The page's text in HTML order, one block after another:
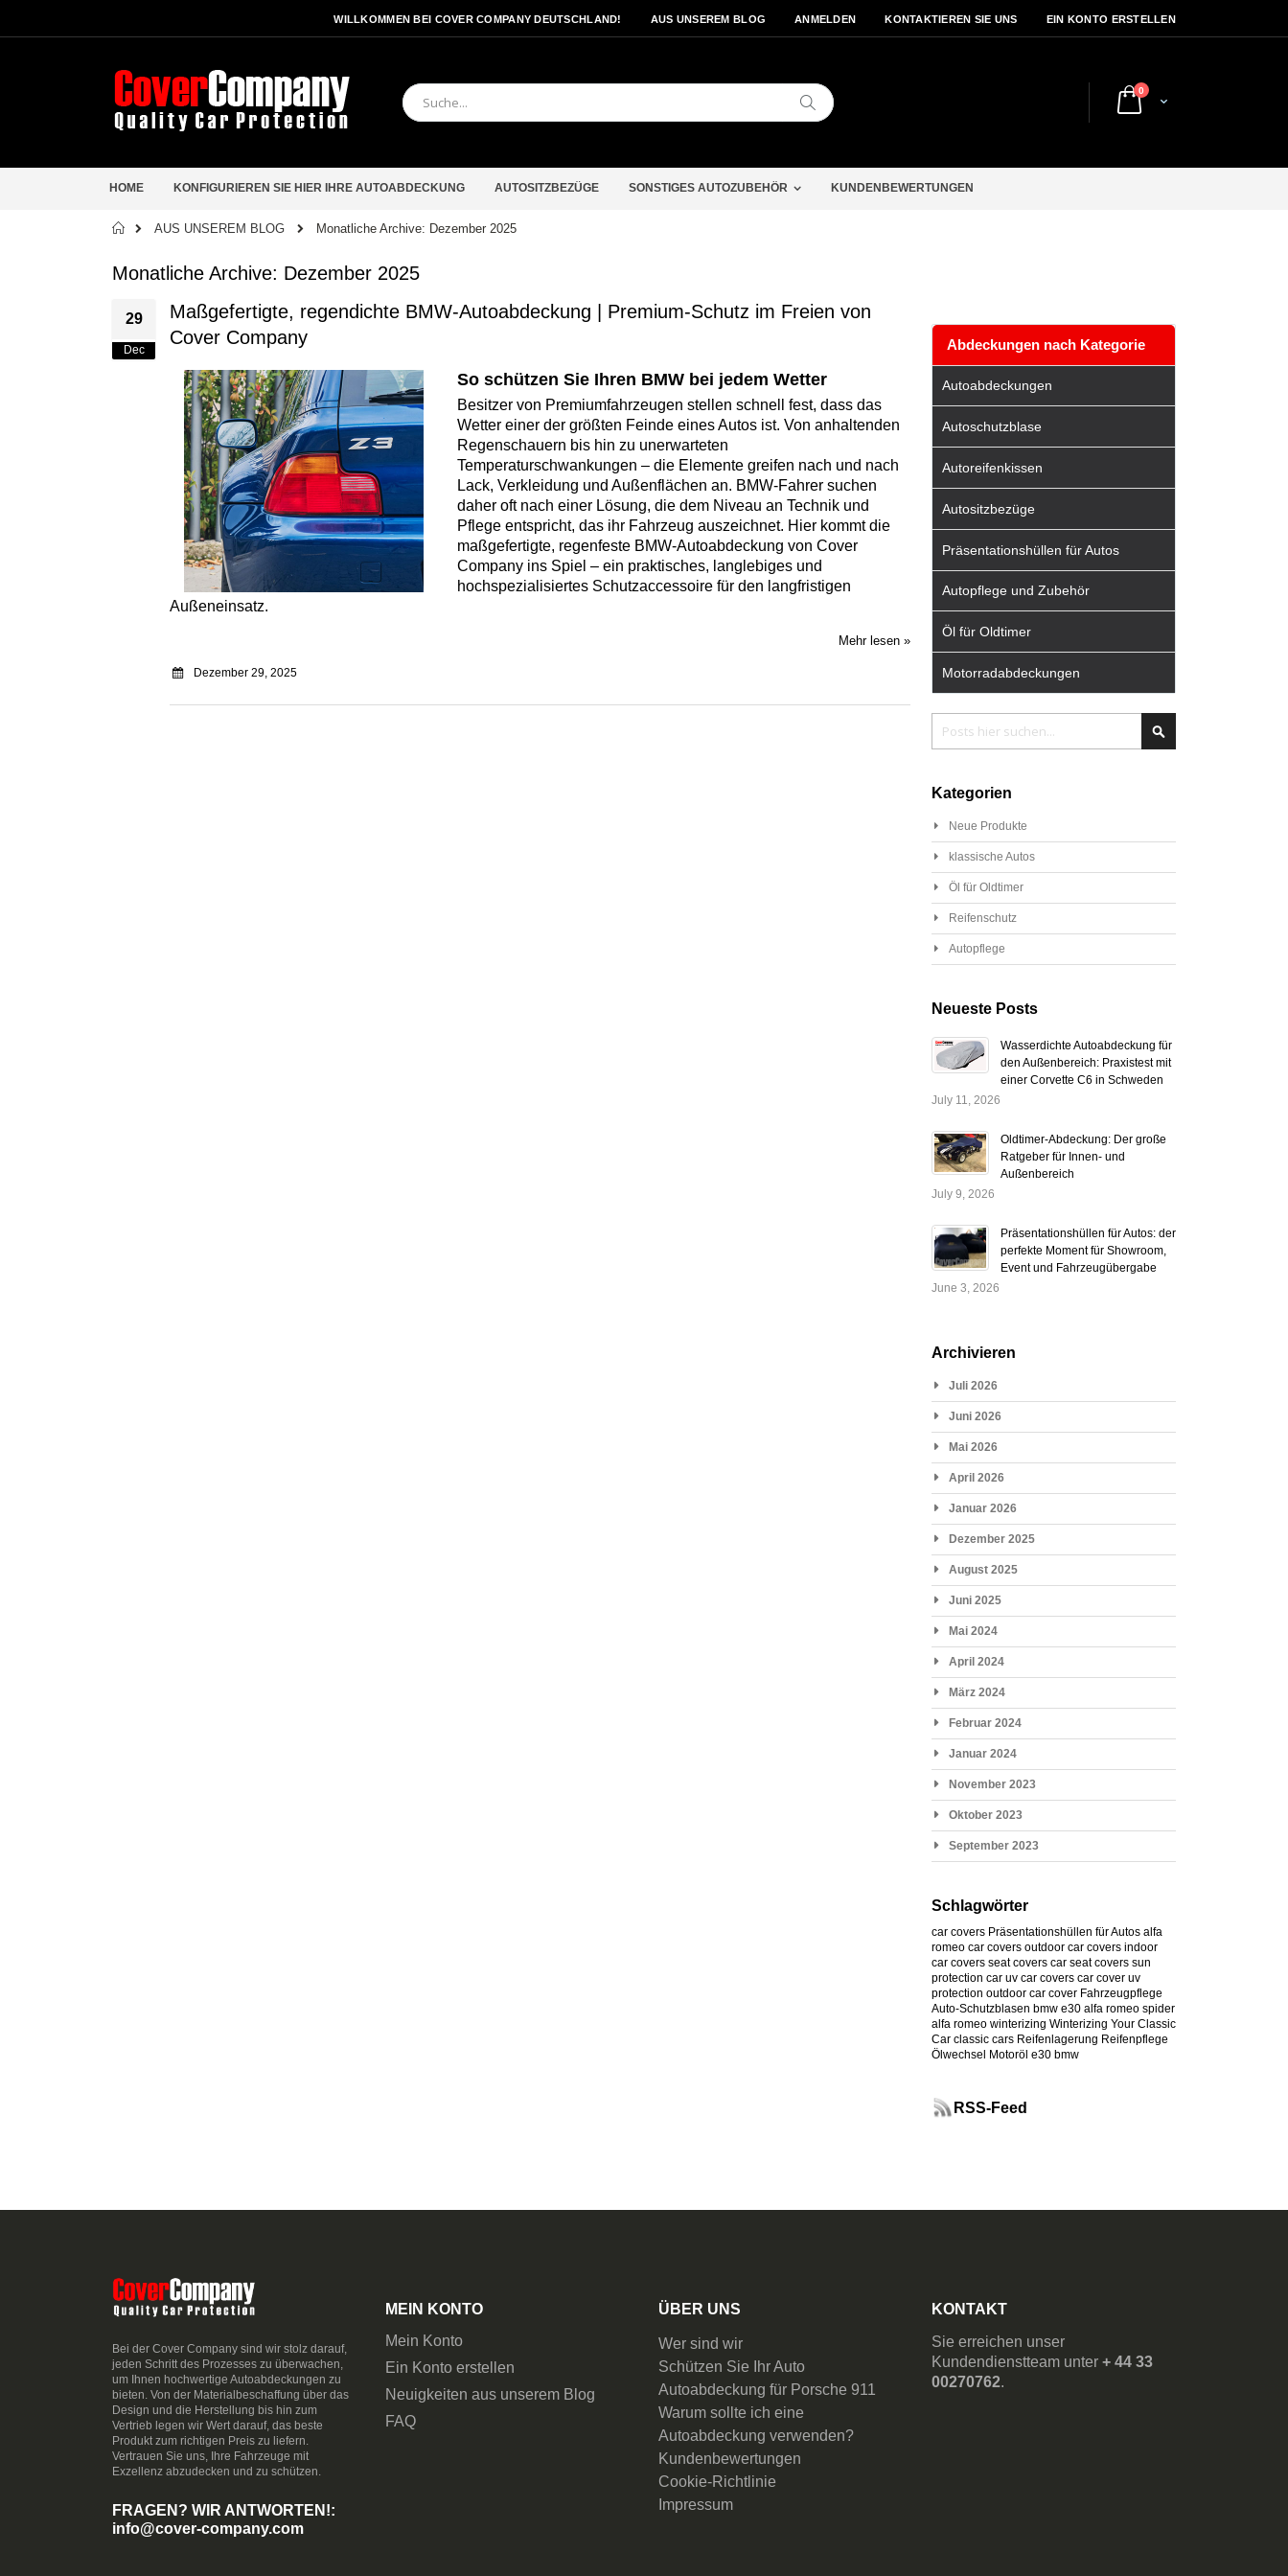
WILLKOMMEN BEI COVER COMPANY DEUTSCHLAND! AUS UNSEREM BLOG ANMELDEN KONTAKTIEREN SIE UNS EIN KONTO ERSTELLEN
Cart
0Artikel
Search
HOME KONFIGURIEREN SIE HIER IHRE AUTOABDECKUNG AUTOSITZBEZÜGE SONSTIGES AUTOZUBEHÖR KUNDENBEWERTUNGEN
Startseite
AUS UNSEREM BLOG Monatliche Archive: Dezember 2025
Monatliche Archive: Dezember 2025
29
Dec
Maßgefertigte, regendichte BMW-Autoabdeckung | Premium-Schutz im Freien von
Cover Company
So schützen Sie Ihren BMW bei jedem Wetter
Besitzer von Premiumfahrzeugen stellen schnell fest, dass das
Wetter einer der größten Feinde eines Autos ist. Von anhaltenden
Regenschauern bis hin zu unerwarteten
Temperaturschwankungen – die Elemente greifen nach und nach
Lack, Verkleidung und Außenflächen an. BMW-Fahrer suchen
daher oft nach einer Lösung, die dem Niveau an Technik und
Pflege entspricht, das ihr Fahrzeug auszeichnet. Hier kommt die
maßgefertigte, regenfeste BMW-Autoabdeckung von Cover
Company ins Spiel – ein praktisches, langlebiges und
hochspezialisiertes Schutzaccessoire für den langfristigen
Außeneinsatz.
Mehr lesen »
Dezember 29, 2025
Abdeckungen nach Kategorie
Autoabdeckungen
Autoschutzblase
Autoreifenkissen
Autositzbezüge
Präsentationshüllen für Autos
Autopflege und Zubehör
Öl für Oldtimer
Motorradabdeckungen
Kategorien
Neue Produkte
klassische Autos
Öl für Oldtimer
Reifenschutz
Autopflege
Neueste Posts
Wasserdichte Autoabdeckung für
den Außenbereich: Praxistest mit
einer Corvette C6 in Schweden
July 11, 2026
Oldtimer-Abdeckung: Der große
Ratgeber für Innen- und
Außenbereich
July 9, 2026
Präsentationshüllen für Autos: der
perfekte Moment für Showroom,
Event und Fahrzeugübergabe
June 3, 2026
Archivieren
Juli 2026
Juni 2026
Mai 2026
April 2026
Januar 2026
Dezember 2025
August 2025
Juni 2025
Mai 2024
April 2024
März 2024
Februar 2024
Januar 2024
November 2023
Oktober 2023
September 2023
Schlagwörter
car covers Präsentationshüllen für Autos alfa
romeo car covers outdoor car covers indoor
car covers seat covers car seat covers sun
protection car uv car covers car cover uv
protection outdoor car cover Fahrzeugpflege
Auto-Schutzblasen bmw e30 alfa romeo spider
alfa romeo winterizing Winterizing Your Classic
Car classic cars Reifenlagerung Reifenpflege
Ölwechsel
Motoröl e30 bmw
RSS-Feed
Bei der Cover Company sind wir stolz darauf,
jeden Schritt des Prozesses zu überwachen,
um Ihnen hochwertige Autoabdeckungen zu
bieten. Von der Materialbeschaffung über das
Design und die Herstellung bis hin zum
Vertrieb legen wir Wert darauf, das beste
Produkt zum richtigen Preis zu liefern.
Vertrauen Sie uns, Ihre Fahrzeuge mit
Exzellenz abzudecken und zu schützen.
FRAGEN? WIR ANTWORTEN!:
info@cover-company.com
MEIN KONTO
Mein Konto
Ein Konto erstellen
Neuigkeiten aus unserem Blog
FAQ
ÜBER UNS
Wer sind wir
Schützen Sie Ihr Auto
Autoabdeckung für Porsche 911
Warum sollte ich eine
Autoabdeckung verwenden?
Kundenbewertungen
Cookie-Richtlinie
Impressum
KONTAKT
Sie erreichen unser
Kundendienstteam unter + 44 33
00270762.